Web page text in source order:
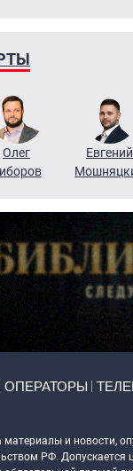
Олег
Евгений
ОПЕРАТОРЫ
материалы и новости,
РФ. Допускается